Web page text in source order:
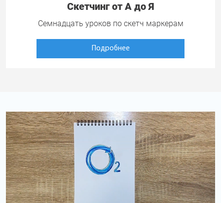
Скетчинг от А до Я
Семнадцать уроков по скетч маркерам
Подробнее